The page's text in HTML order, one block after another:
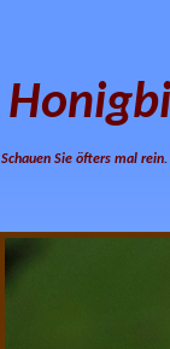
Schauen Sie öfters mal